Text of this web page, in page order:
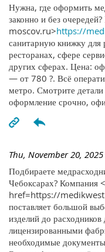
Нужна, где оформить
законно и без
moscov.ru>https://
санитарную книжку для
ресторанах, сфере
других сферах. Цена:
— от 780 ?. Всё
метро. Смотрите
оформление срочно,
Thu, November 20,
Подбираете
Чебоксарах? Компания
href=https://
поставляет большой
изделий до
лицензированными
необходимые